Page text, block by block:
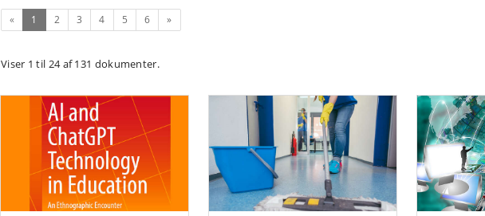
« 1 (nuværende)
2 3 4 5 6 Næste
»
Viser 1 til 24 af 131 dokumenter.